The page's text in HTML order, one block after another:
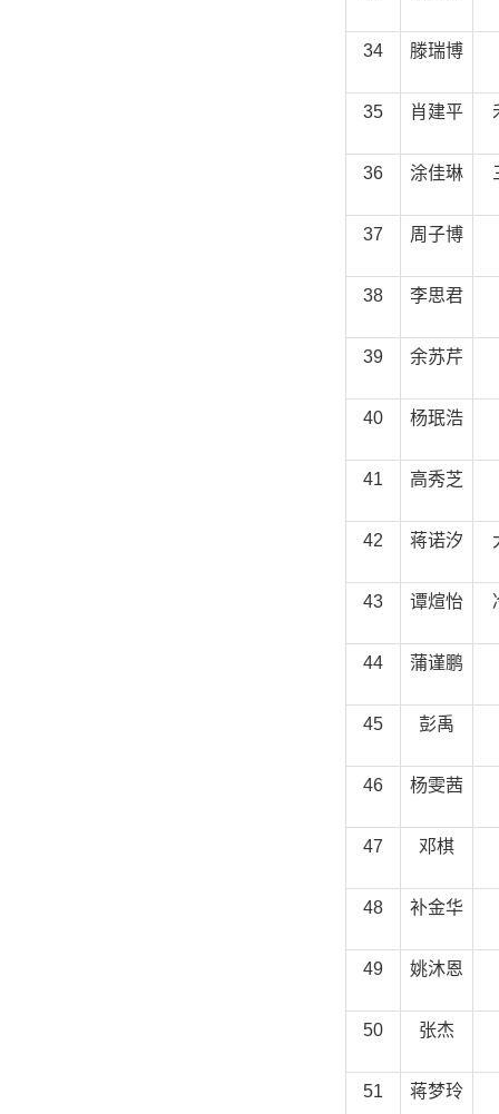
34 滕瑞博
35 肖建平
36 涂佳琳
37 周子博
38 李思君
39 余苏芹
40 杨珉浩
41 高秀芝
42 蒋诺汐
43 谭煊怡
44 蒲谨鹏
45 彭禹
46 杨雯茜
47 邓棋
48 补金华
49 姚沐恩
50 张杰
51 蒋梦玲